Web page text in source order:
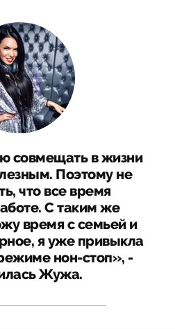
совмещать в жизни
Поэтому не
что все время
С таким же
время с семьей и
я уже привыкла
нон-стоп», -
Жужа.